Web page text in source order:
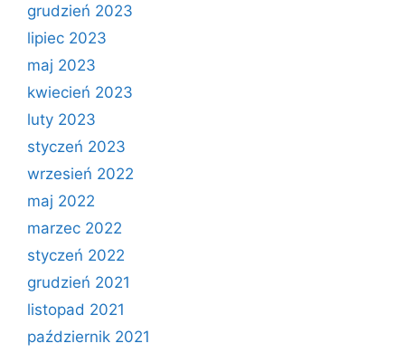
grudzień 2023
lipiec 2023
maj 2023
kwiecień 2023
luty 2023
styczeń 2023
wrzesień 2022
maj 2022
marzec 2022
styczeń 2022
grudzień 2021
listopad 2021
październik 2021